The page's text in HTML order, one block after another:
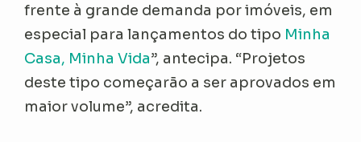
frente à grande demanda por imóveis, em
especial para lançamentos do tipo Minha
Casa, Minha Vida”, antecipa. “Projetos
deste tipo começarão a ser aprovados em
maior volume”, acredita.